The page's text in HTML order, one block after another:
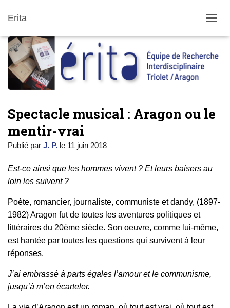
Erita
Spectacle musical : Aragon ou le
mentir-vrai
Publié par J. P. le 11 juin 2018
Est-ce ainsi que les hommes vivent ? Et leurs baisers au
loin les suivent ?
Poète, romancier, journaliste, communiste et dandy, (1897-
1982) Aragon fut de toutes les aventures politiques et
littéraires du 20ème siècle. Son oeuvre, comme lui-même,
est hantée par toutes les questions qui survivent à leur
réponses.
J’ai embrassé à parts égales l’amour et le communisme,
jusqu’à m’en écarteler.